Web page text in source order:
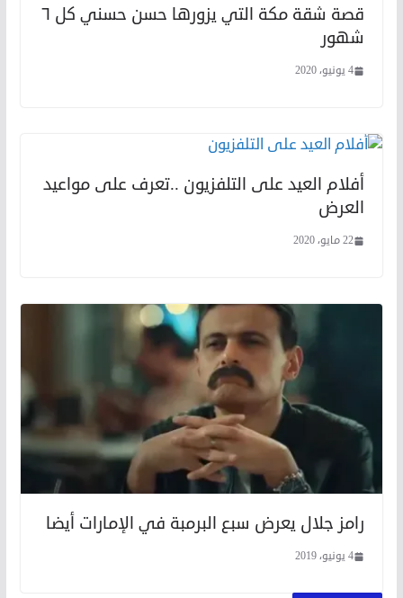
قصة شقة مكة التي يزورها حسن حسني كل ٦
شهور
4 يونيو، 2020
أفلام العيد على التلفزيون ..تعرف على مواعيد
العرض
22 مايو، 2020
رامز جلال يعرض سبع البرمبة في الإمارات أيضا
4 يونيو، 2019